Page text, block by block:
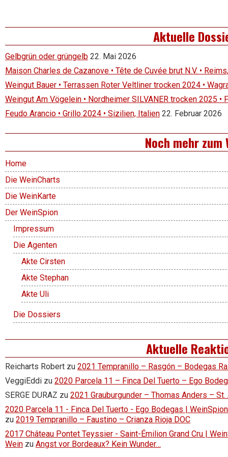
Aktuelle
Gelbgrün oder grüngelb 22. Mai 2026
Maison Charles de Cazanove • Tête de Cuvée brut N.V. •
Weingut Bauer • Terrassen Roter Veltliner trocken 2024 •
Weingut Am Vögelein • Nordheimer SILVANER trocken 2025 •
Feudo Arancio • Grillo 2024 • Sizilien, Italien 22. Februar 2026
Noch mehr zum
Home
Die WeinCharts
Die WeinKarte
Der WeinSpion
Impressum
Die Agenten
Akte Cirsten
Akte Stephan
Akte Uli
Die Dossiers
Aktuelle
Reicharts Robert zu 2021 Tempranillo – Rasgón – Bodegas
VeggiEddi zu 2020 Parcela 11 – Finca Del Tuerto – Ego
SERGE DURAZ zu 2021 Grauburgunder – Thomas Anders – St.
2020 Parcela 11 - Finca Del Tuerto - Ego Bodegas |
zu 2019 Tempranillo – Faustino – Crianza Rioja DOC
2017 Château Pontet Teyssier - Saint-Émilion Grand Cru |
Wein zu Angst vor Bordeaux? Kein Wunder…